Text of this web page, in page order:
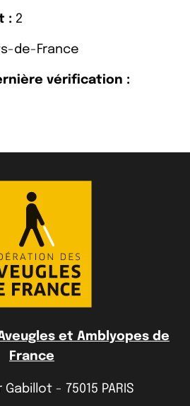
: 2
de-France
vérification :
et Amblyopes de
France
- 75015 PARIS